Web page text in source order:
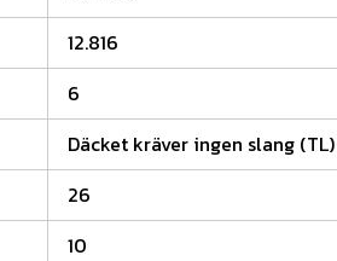
12.816
6
Däcket kräver ingen slang (TL)
26
10